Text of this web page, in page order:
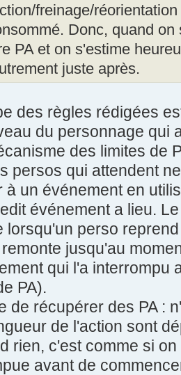
freinage/
Donc, quand
PA et on s'estime
juste après.
des règles rédigées
du personnage qui
des limites de
persos qui attendent
à un événement en
événement a lieu.
lorsqu'un perso
jusqu'au
qui l'a interrompu
PA).
de récupérer des PA :
de l'action sont
rien, c'est comme si
avant de